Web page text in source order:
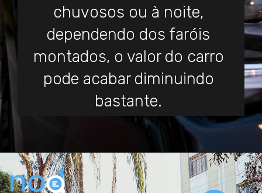
chuvosos ou à noite,
dependendo dos faróis
montados, o valor do carro
pode acabar diminuindo
bastante.